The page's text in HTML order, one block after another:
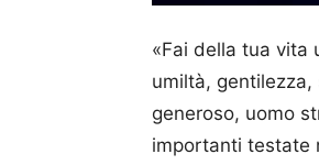
«Fai della tua vita
umiltà, gentilezza,
generoso, uomo
importanti testate